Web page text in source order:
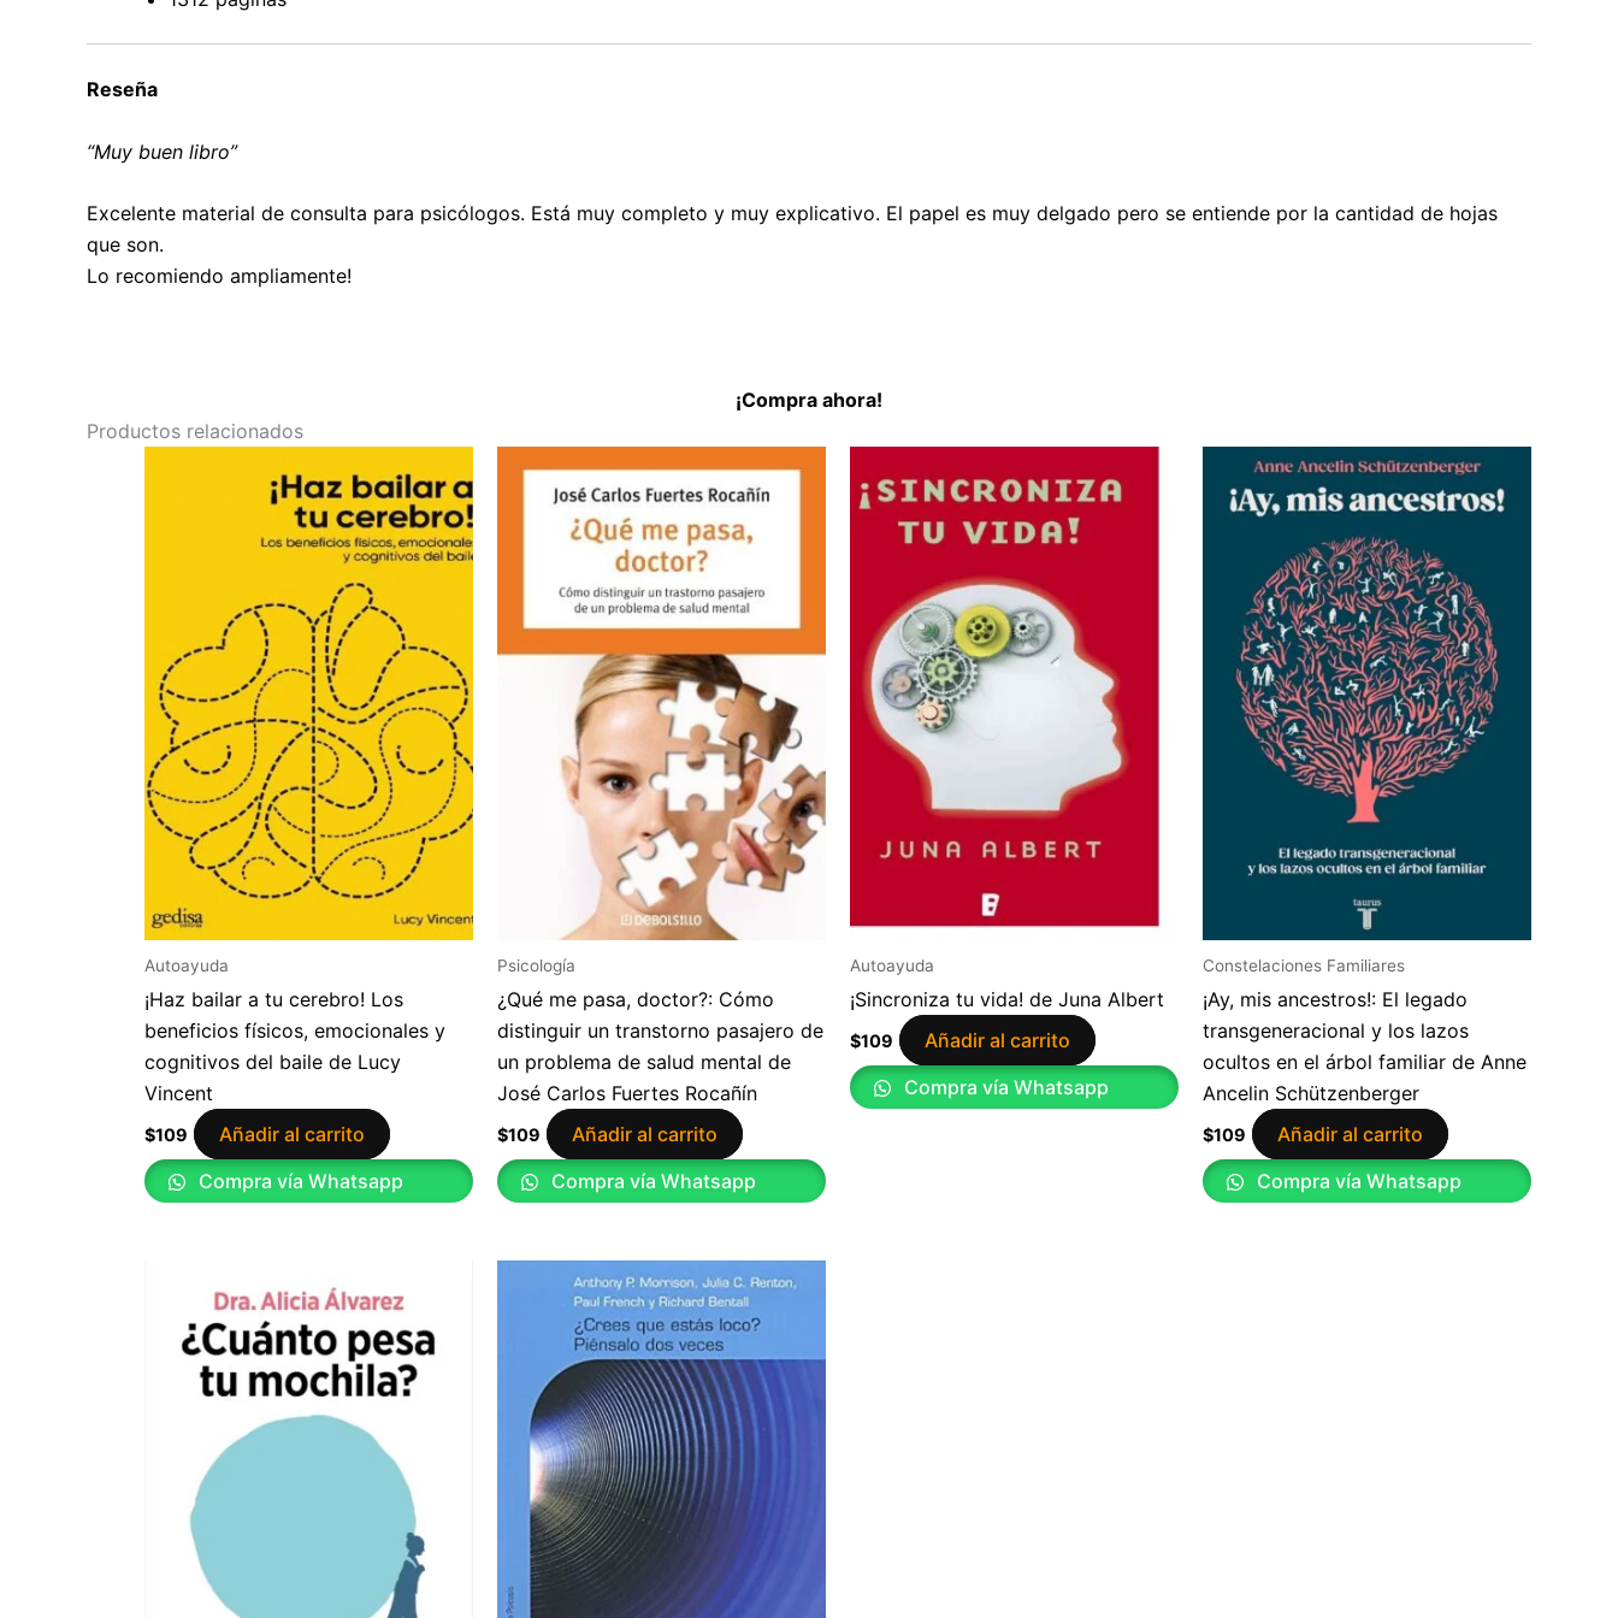
Reseña
“Muy buen libro”
Excelente material de consulta para psicólogos. Está muy completo y muy explicativo. El papel es muy delgado pero se entiende por la cantidad de hojas
que son.
Lo recomiendo ampliamente!
¡Compra ahora!
Productos relacionados
Autoayuda
¡Haz bailar a tu cerebro! Los
beneficios físicos, emocionales y
cognitivos del baile de Lucy
Vincent
$109
Añadir al carrito
Compra vía Whatsapp
Psicología
¿Qué me pasa, doctor?: Cómo
distinguir un transtorno pasajero de
un problema de salud mental de
José Carlos Fuertes Rocañín
$109
Añadir al carrito
Compra vía Whatsapp
Autoayuda
¡Sincroniza tu vida! de Juna Albert
$109
Añadir al carrito
Compra vía Whatsapp
Constelaciones Familiares
¡Ay, mis ancestros!: El legado
transgeneracional y los lazos
ocultos en el árbol familiar de Anne
Ancelin Schützenberger
$109
Añadir al carrito
Compra vía Whatsapp